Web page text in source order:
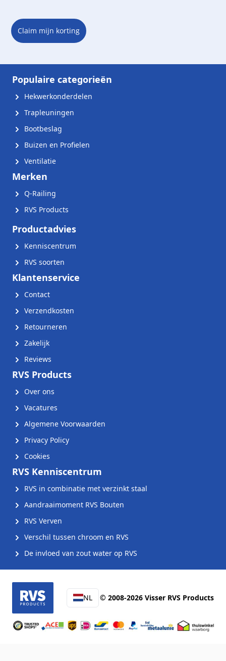
Claim mijn korting
Populaire categorieën
Hekwerkonderdelen
Trapleuningen
Bootbeslag
Buizen en Profielen
Ventilatie
Merken
Q-Railing
RVS Products
Productadvies
Kenniscentrum
RVS soorten
Klantenservice
Contact
Verzendkosten
Retourneren
Zakelijk
Reviews
RVS Products
Over ons
Vacatures
Algemene Voorwaarden
Privacy Policy
Cookies
RVS Kenniscentrum
RVS in combinatie met verzinkt staal
Aandraaimoment RVS Bouten
RVS Verven
Verschil tussen chroom en RVS
De invloed van zout water op RVS
NL © 2008-2026 Visser RVS Products